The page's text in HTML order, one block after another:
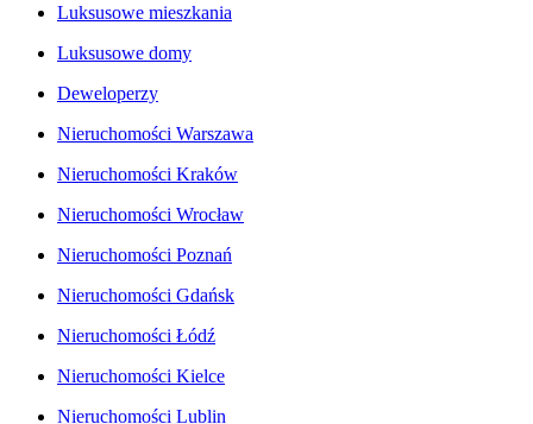
Luksusowe mieszkania
Luksusowe domy
Deweloperzy
Nieruchomości Warszawa
Nieruchomości Kraków
Nieruchomości Wrocław
Nieruchomości Poznań
Nieruchomości Gdańsk
Nieruchomości Łódź
Nieruchomości Kielce
Nieruchomości Lublin